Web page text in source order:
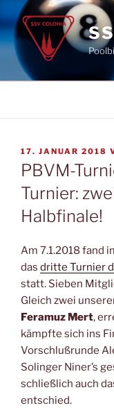
Zum
Inhalt
springen
VERÖFFENTLICHT
AM
17. JANUAR 2018
PBVM-
Turnier:
Halbfinale!
Am 7.1.2018 fand
das dritte Turnier
statt. Sieben
Gleich zwei
Feramuz Mert,
kämpfte sich ins
Vorschlußrunde
Solinger Niner’s
schließlich auch
entschied.